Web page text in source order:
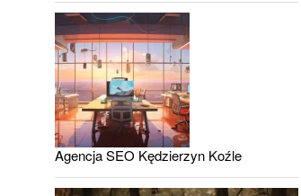
Agencja SEO Kędzierzyn Koźle